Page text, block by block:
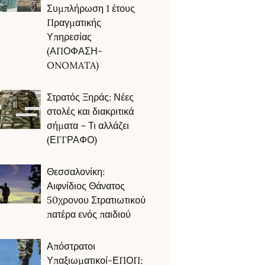
Συμπλήρωση 1 έτους
Πραγματικής
Υπηρεσίας
(ΑΠΟΦΑΣΗ-
ONOMATA)
Στρατός Ξηράς: Νέες
στολές και διακριτικά
σήματα – Τι αλλάζει
(ΕΓΓΡΑΦΟ)
Θεσσαλονίκη:
Αιφνίδιος Θάνατος
50χρονου Στρατιωτικού
πατέρα ενός παιδιού
Απόστρατοι
Υπαξιωματικοί-ΕΠΟΠ: